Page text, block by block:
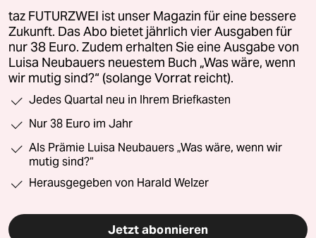
taz FUTURZWEI ist unser Magazin für eine bessere
Zukunft. Das Abo bietet jährlich vier Ausgaben für
nur 38 Euro. Zudem erhalten Sie eine Ausgabe von
Luisa Neubauers neuestem Buch „Was wäre, wenn
wir mutig sind?“ (solange Vorrat reicht).
Jedes Quartal neu in Ihrem Briefkasten
Nur 38 Euro im Jahr
Als Prämie Luisa Neubauers „Was wäre, wenn wir
mutig sind?“
Herausgegeben von Harald Welzer
Jetzt abonnieren